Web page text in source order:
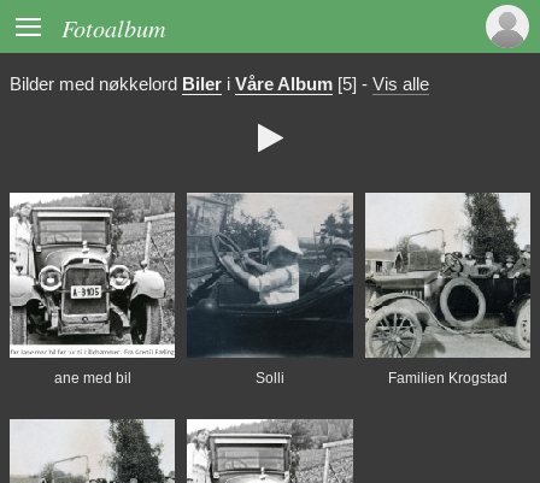
 Fotoalbum
Bilder med nøkkelord Biler i Våre Album [5] - Vis alle

ane med bil Solli Familien Krogstad